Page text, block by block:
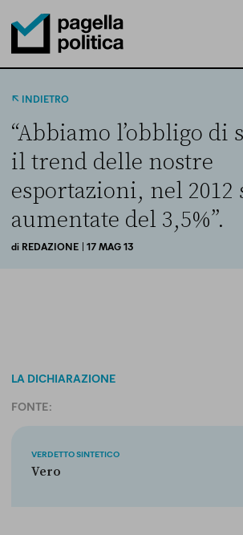
Pagella Politica Logo
INDIETRO
“Abbiamo l’obbligo di
il trend delle nostre
esportazioni, nel 2012
aumentate del 3,5%”.
di REDAZIONE | 17 MAG 13
LA DICHIARAZIONE
FONTE:
VERDETTO SINTETICO
Vero